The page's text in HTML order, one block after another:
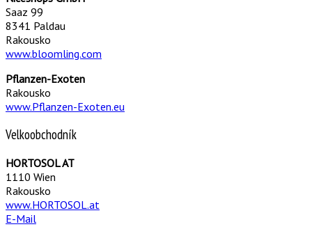
Saaz 99
8341 Paldau
Rakousko
www.bloomling.com
Pflanzen-Exoten
Rakousko
www.Pflanzen-Exoten.eu
Velkoobchodník
HORTOSOL AT
1110 Wien
Rakousko
www.HORTOSOL.at
E-Mail